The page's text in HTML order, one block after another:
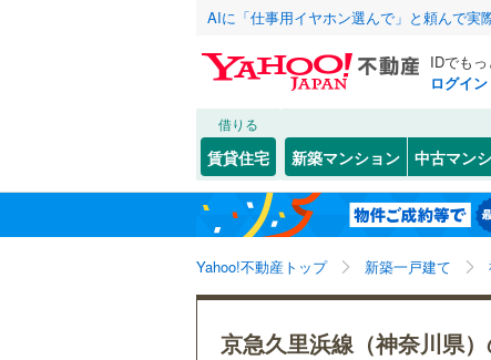
AIに「仕事用イヤホン選んで」と頼んで実
IDでも
ログイン
借りる
賃貸住宅 新築マンション 中古マン
Yahoo!不動産トップ 新築一戸建て
京急久里浜線（神奈川県
北海道 北海道
東北 青森
関東 東京
川崎市 川崎区(
高津区(
麻生区
横浜市 鶴見区(
JR
湘南新宿
(571)
南武線(
中央本線
御殿場線
(8) (
こだわり条件 設備
床暖房（
駐車場2
ＴＶモ
（73）